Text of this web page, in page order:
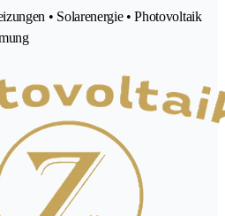
• Solarenergie • Photovoltaik